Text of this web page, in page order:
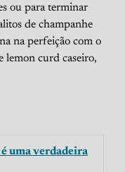
ou para terminar
de champanhe
na perfeição com o
lemon curd caseiro,
uma verdadeira